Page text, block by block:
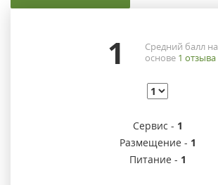
1
Средний балл на
основе 1 отзыва
Сервис - 1
Размещение - 1
Питание - 1